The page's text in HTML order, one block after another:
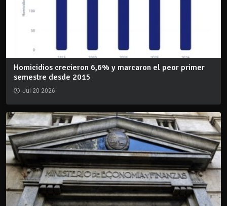
Homicidios crecieron 6,6% y marcaron el peor primer
semestre desde 2015
Jul 20 2026